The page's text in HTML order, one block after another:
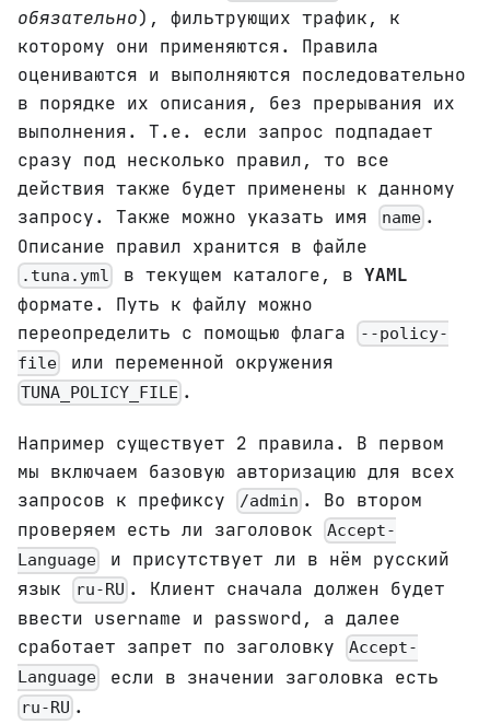
обязательно), фильтрующих трафик, к
которому они применяются. Правила
оцениваются и выполняются последовательно
в порядке их описания, без прерывания их
выполнения. Т.е. если запрос подпадает
сразу под несколько правил, то все
действия также будет применены к данному
запросу. Также можно указать имя
name .
Описание правил хранится в файле
.tuna.yml в текущем каталоге, вYAML
формате. Путь к файлу можно
переопределить с помощью флага
--policy-
file
или переменной окружения
TUNA_POLICY_FILE .
Например существует 2 правила. В первом
мы включаем базовую авторизацию для всех
запросов к префиксу
/admin . Во втором
проверяем есть ли заголовок
Accept-
Language
и присутствует ли в нём русский
язык
ru-RU . Клиент сначала должен будет
ввести username и password, а далее
сработает запрет по заголовку
Accept-
Language
если в значении заголовка есть
ru-RU .